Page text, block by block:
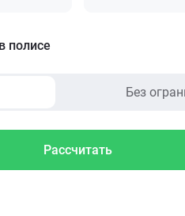
полисе
Без
Рассчитать